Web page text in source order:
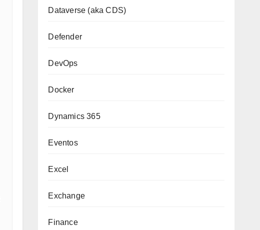
Dataverse (aka CDS)
Defender
DevOps
Docker
Dynamics 365
Eventos
Excel
Exchange
Finance